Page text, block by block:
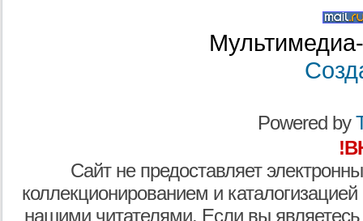
Powered by
Сайт не предоставляет
коллекционированием и
нашими читателями. Если вы являетесь